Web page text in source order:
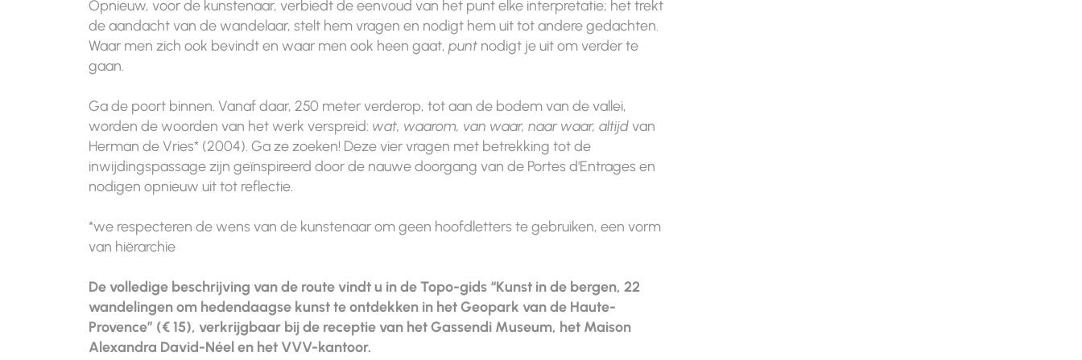
Opnieuw, voor de kunstenaar, verbiedt de eenvoud van het punt elke interpretatie; het trekt
de aandacht van de wandelaar, stelt hem vragen en nodigt hem uit tot andere gedachten.
Waar men zich ook bevindt en waar men ook heen gaat, puntnodigt je uit om verder te
gaan.
Ga de poort binnen. Vanaf daar, 250 meter verderop, tot aan de bodem van de vallei,
worden de woorden van het werk verspreid: wat, waarom, van waar, naar waar, altijdvan
Herman de Vries* (2004). Ga ze zoeken! Deze vier vragen met betrekking tot de
inwijdingspassage zijn geïnspireerd door de nauwe doorgang van de Portes d'Entrages en
nodigen opnieuw uit tot reflectie.
*we respecteren de wens van de kunstenaar om geen hoofdletters te gebruiken, een vorm
van hiërarchie
De volledige beschrijving van de route vindt u in de Topo-gids “Kunst in de bergen, 22
wandelingen om hedendaagse kunst te ontdekken in het Geopark van de Haute-
Provence” (€ 15), verkrijgbaar bij de receptie van het Gassendi Museum, het Maison
Alexandra David-Néel en het VVV-kantoor.